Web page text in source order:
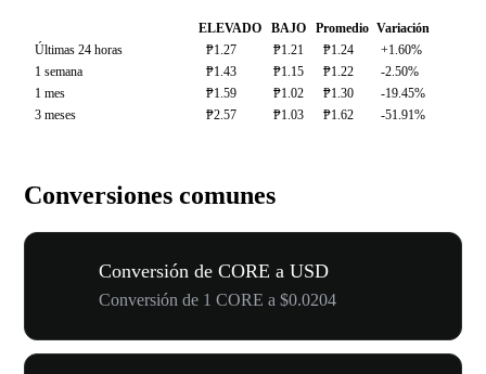
ELEVADO BAJO Promedio Variación
Últimas 24 horas
₱1.27 ₱1.21 ₱1.24
+1.60%
1 semana
₱1.43 ₱1.15 ₱1.22
-2.50%
1 mes
₱1.59 ₱1.02 ₱1.30
-19.45%
3 meses
₱2.57 ₱1.03 ₱1.62 -51.91%
Conversiones comunes
Conversión de CORE a USD
Conversión de 1 CORE a $0.0204